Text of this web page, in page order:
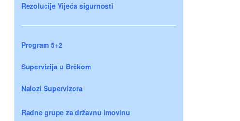
Rezolucije Vijeća sigurnosti
Program 5+2
Supervizija u Brčkom
Nalozi Supervizora
Radne grupe za državnu imovinu